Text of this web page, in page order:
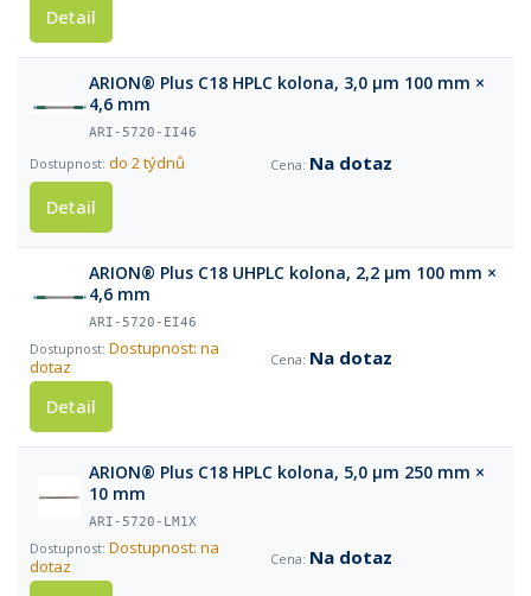
Detail
ARION® Plus C18 HPLC kolona, 3,0 µm 100 mm ×
4,6 mm
ARI-5720-II46
do 2 týdnů
Na dotaz
Detail
ARION® Plus C18 UHPLC kolona, 2,2 µm 100 mm ×
4,6 mm
ARI-5720-EI46
Dostupnost: na
dotaz
Na dotaz
Detail
ARION® Plus C18 HPLC kolona, 5,0 µm 250 mm ×
10 mm
ARI-5720-LM1X
Dostupnost: na
dotaz
Na dotaz